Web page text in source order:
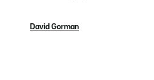
David Gorman